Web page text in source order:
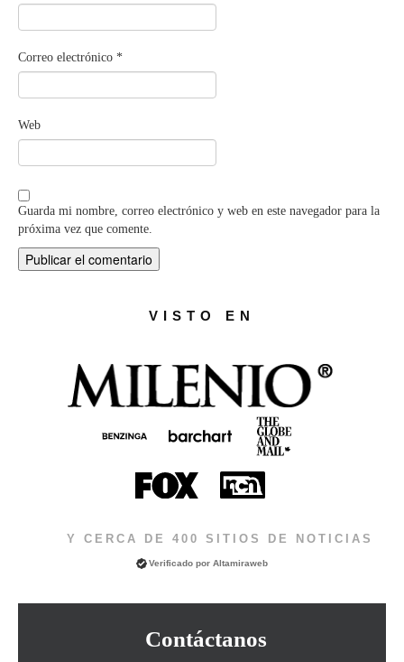
Correo electrónico *
Web
Guarda mi nombre, correo electrónico y web en este navegador para la
próxima vez que comente.
VISTO EN
Y CERCA DE 400 SITIOS DE NOTICIAS
Verificado porAltamiraweb
Contáctanos